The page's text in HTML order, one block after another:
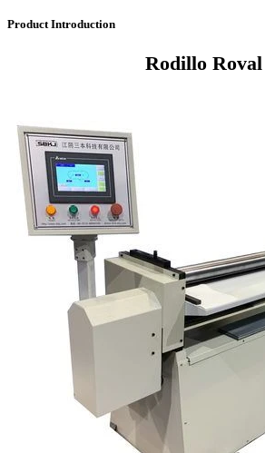
Product Introduction
Rodillo Roval